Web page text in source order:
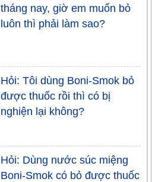
tháng nay, giờ em muốn bỏ
luôn thì phải làm sao?
Hỏi: Tôi dùng Boni-Smok bỏ
được thuốc rồi thì có bị
nghiện lại không?
Hỏi: Dùng nước súc miệng
Boni-Smok có bỏ được thuốc